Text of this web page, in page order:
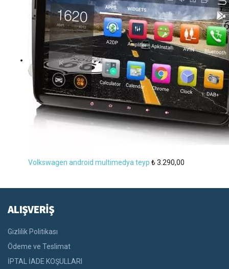
Volkswagen android multimedya teyp ₺3.290,00
ALIŞVERİŞ
Gizlilik Politikası
Ödeme ve Teslimat
İPTAL İADE KOŞULLARI